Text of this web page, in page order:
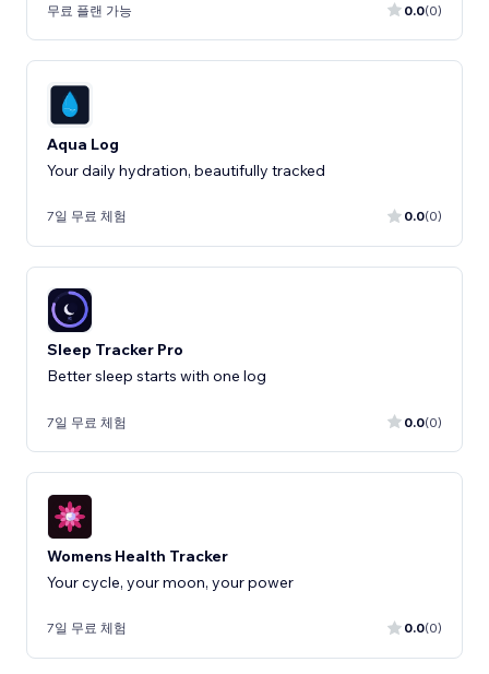
무료 플랜 가능 0.0(0)
Aqua Log
Your daily hydration, beautifully tracked
7일 무료 체험 0.0(0)
Sleep Tracker Pro
Better sleep starts with one log
7일 무료 체험 0.0(0)
Womens Health Tracker
Your cycle, your moon, your power
7일 무료 체험 0.0(0)